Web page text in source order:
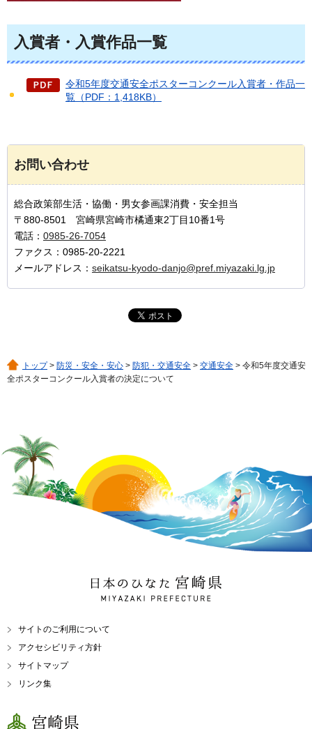
入賞者・入賞作品一覧
令和5年度交通安全ポスターコンクール入賞者・作品一
覧（PDF：1,418KB）
お問い合わせ
総合政策部生活・協働・男女参画課消費・安全担当
〒880-8501 宮崎県宮崎市橘通東2丁目10番1号
電話： 0985-26-7054
ファクス：0985-20-2221
メールアドレス： seikatsu-kyodo-danjo@pref.miyazaki.lg.jp
トップ> 防災・安全・安心 > 防犯・交通安全 > 交通安全 > 令和5年度交通安
全ポスターコンクール入賞者の決定について
日本のひなた 宮崎県
MIYAZAKI PREFECTURE
サイトのご利用について
アクセシビリティ方針
サイトマップ
リンク集
宮崎県